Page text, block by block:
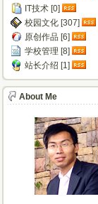
IT技术 [0]
校园文化 [307]
原创作品 [6]
学校管理 [8]
站长介绍 [1]
About Me